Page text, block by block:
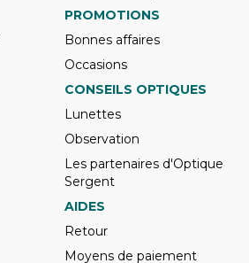
PROMOTIONS
Bonnes affaires
Occasions
CONSEILS OPTIQUES
Lunettes
Observation
Les partenaires d'Optique
Sergent
AIDES
Retour
Moyens de paiement